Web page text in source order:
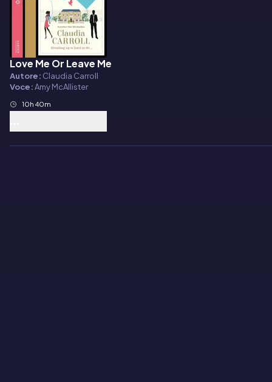
Audiolibro
Love Me Or Leave Me
Autore: Claudia Carroll
Voce:Amy McAllister
10h 40m